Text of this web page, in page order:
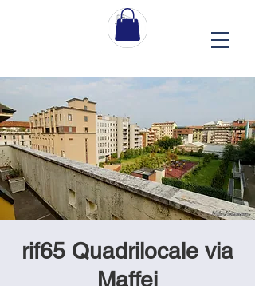
rif65 Quadrilocale via
Maffei